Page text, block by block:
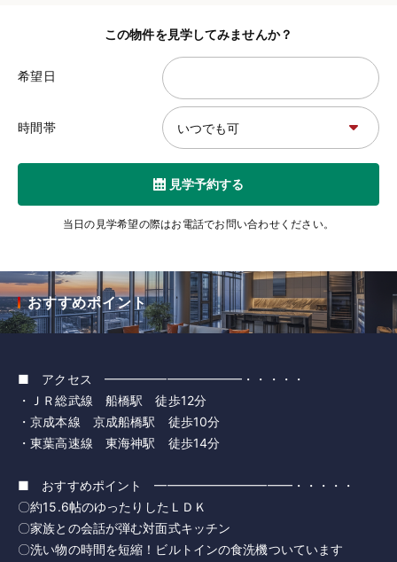
この物件を見学してみませんか？
希望日
時間帯
見学予約する
当日の見学希望の際はお電話でお問い合わせください。
おすすめポイント
■ アクセス ━━━━━━━━━━━・・・・・
・ＪＲ総武線 船橋駅 徒歩12分
・京成本線 京成船橋駅 徒歩10分
・東葉高速線 東海神駅 徒歩14分
■ おすすめポイント ━━━━━━━━━━━・・・・・
〇約15.6帖のゆったりしたＬＤＫ
〇家族との会話が弾む対面式キッチン
〇洗い物の時間を短縮！ビルトインの食洗機ついています